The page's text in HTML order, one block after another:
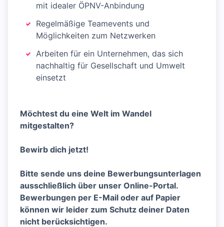
mit idealer ÖPNV-Anbindung
Regelmäßige Teamevents und
Möglichkeiten zum Netzwerken
Arbeiten für ein Unternehmen, das sich
nachhaltig für Gesellschaft und Umwelt
einsetzt
Möchtest du eine Welt im Wandel
mitgestalten?
Bewirb dich jetzt!
Bitte sende uns deine Bewerbungsunterlagen
ausschließlich über unser Online-Portal.
Bewerbungen per E-Mail oder auf Papier
können wir leider zum Schutz deiner Daten
nicht berücksichtigen.